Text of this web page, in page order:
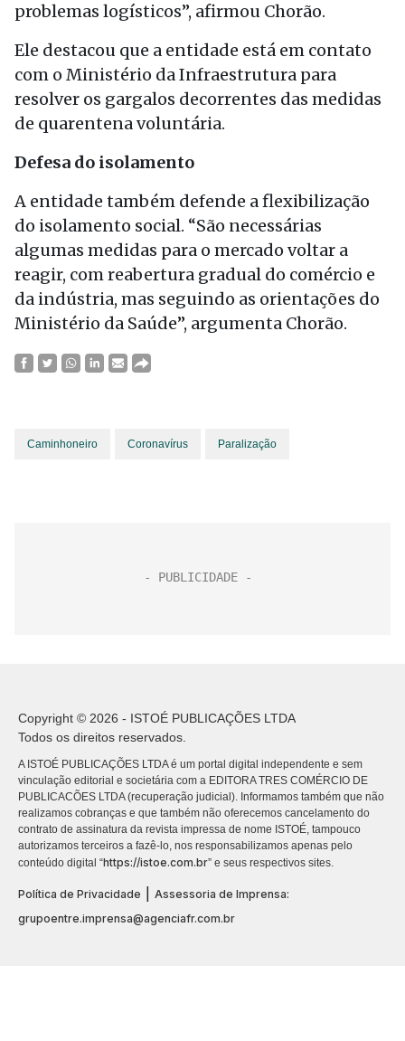
problemas logísticos”, afirmou Chorão.
Ele destacou que a entidade está em contato
com o Ministério da Infraestrutura para
resolver os gargalos decorrentes das medidas
de quarentena voluntária.
Defesa do isolamento
A entidade também defende a flexibilização
do isolamento social. “São necessárias
algumas medidas para o mercado voltar a
reagir, com reabertura gradual do comércio e
da indústria, mas seguindo as orientações do
Ministério da Saúde”, argumenta Chorão.
Caminhoneiro Coronavírus Paralização
Copyright © 2026 - ISTOÉ PUBLICAÇÕES LTDA
Todos os direitos reservados.
A ISTOÉ PUBLICAÇÕES LTDA é um portal digital independente e sem
vinculação editorial e societária com a EDITORA TRES COMÉRCIO DE
PUBLICACÕES LTDA (recuperação judicial). Informamos também que não
realizamos cobranças e que também não oferecemos cancelamento do
contrato de assinatura da revista impressa de nome ISTOÉ, tampouco
autorizamos terceiros a fazê-lo, nos responsabilizamos apenas pelo
conteúdo digital “https://istoe.com.br” e seus respectivos sites.
Política de Privacidade
Assessoria de Imprensa:
grupoentre.imprensa@agenciafr.com.br